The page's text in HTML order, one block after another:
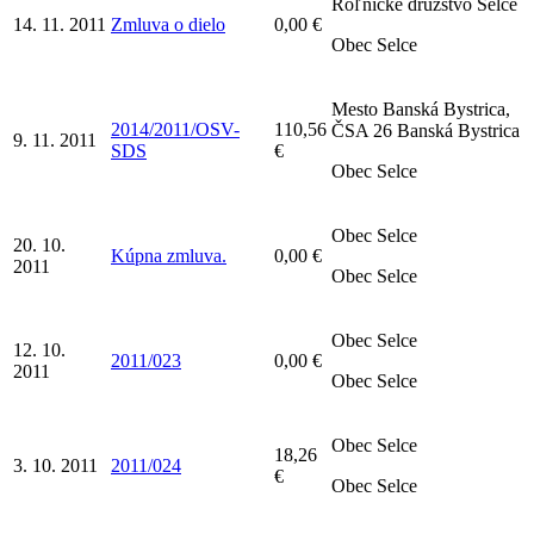
14. 11. 2011 Zmluva o dielo 0,00 €
Obec Selce
9. 11. 2011
2014/2011/OSV-
SDS
110,56
€
Mesto Banská Bystrica,
ČSA 26 Banská Bystrica
Obec Selce
20. 10.
2011
Kúpna zmluva. 0,00 €
Obec Selce
Obec Selce
12. 10.
2011
2011/023 0,00 €
Obec Selce
Obec Selce
3. 10. 2011 2011/024
18,26
€
Obec Selce
Obec Selce